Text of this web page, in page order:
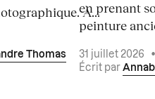
À...
Thomas
en prenant
peinture
31 juillet 2026
Écrit par